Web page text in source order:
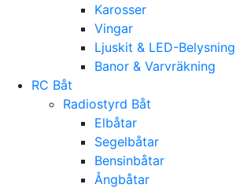
Karosser
Vingar
Ljuskit & LED-Belysning
Banor & Varvräkning
RC Båt
Radiostyrd Båt
Elbåtar
Segelbåtar
Bensinbåtar
Ångbåtar